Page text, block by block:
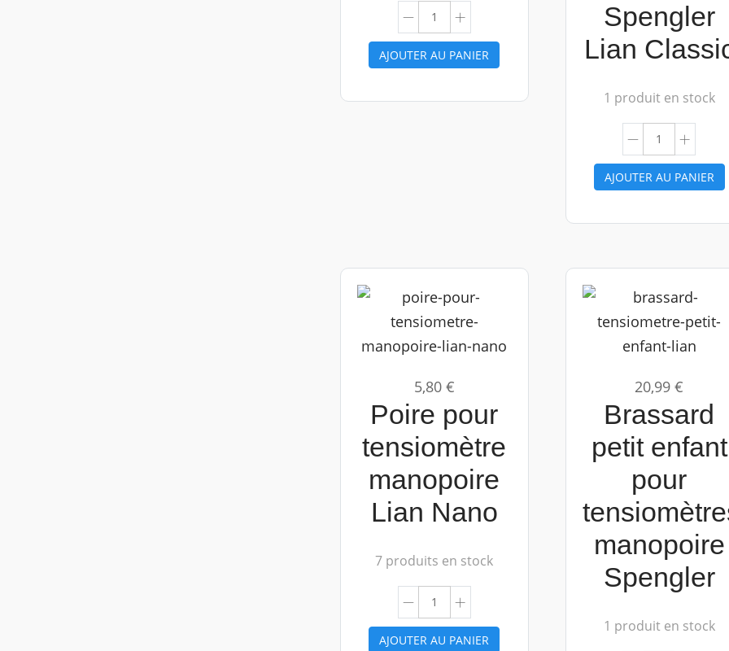
AJOUTER AU PANIER
Spengler
Lian
1 produit en stock
AJOUTER AU PANIER
5,80 €
Poire pour
tensiomètre
manopoire
Lian Nano
7 produits en stock
AJOUTER AU PANIER
20,99 €
Brassard
petit enfant
pour
manopoire
Spengler
1 produit en stock